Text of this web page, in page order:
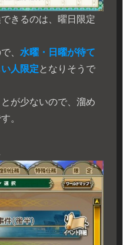
きるのは、曜日限定
、 水曜・日曜が待て
人限定 となりそうで
が少ないので、溜め
。